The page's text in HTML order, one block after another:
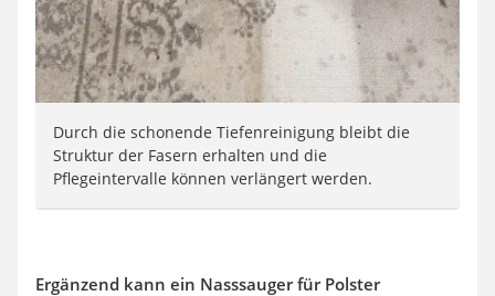
Durch die schonende Tiefenreinigung bleibt die
Struktur der Fasern erhalten und die
Pflegeintervalle können verlängert werden.
Ergänzend kann ein Nasssauger für Polster